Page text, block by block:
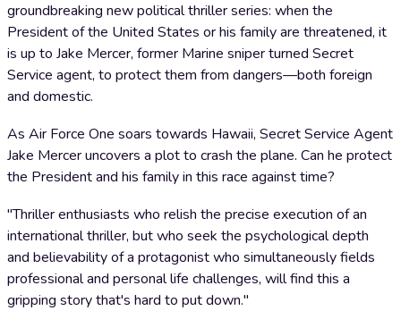
groundbreaking new political thriller series: when the
President of the United States or his family are threatened, it
is up to Jake Mercer, former Marine sniper turned Secret
Service agent, to protect them from dangers—both foreign
and domestic.
As Air Force One soars towards Hawaii, Secret Service Agent
Jake Mercer uncovers a plot to crash the plane. Can he protect
the President and his family in this race against time?
"Thriller enthusiasts who relish the precise execution of an
international thriller, but who seek the psychological depth
and believability of a protagonist who simultaneously fields
professional and personal life challenges, will find this a
gripping story that's hard to put down."